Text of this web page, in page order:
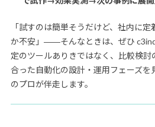
「試すのは簡単そうだけど、社内に
か不安」――そんなときは、ぜひ
定のツールありきではなく、比較検
合った自動化の設計・運用フェーズを
のプロが伴走します。